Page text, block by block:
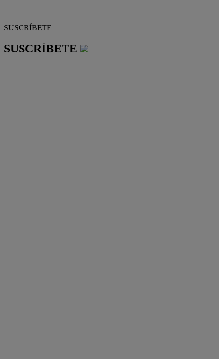
SUSCRÍBETE
SUSCRÍBETE